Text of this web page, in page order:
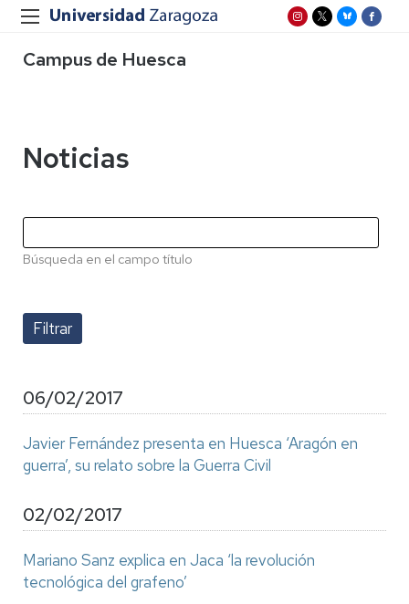
Campus de Huesca
Noticias
Búsqueda en el campo título
06/02/2017
Javier Fernández presenta en Huesca ‘Aragón en
guerra’, su relato sobre la Guerra Civil
02/02/2017
Mariano Sanz explica en Jaca ‘la revolución
tecnológica del grafeno’